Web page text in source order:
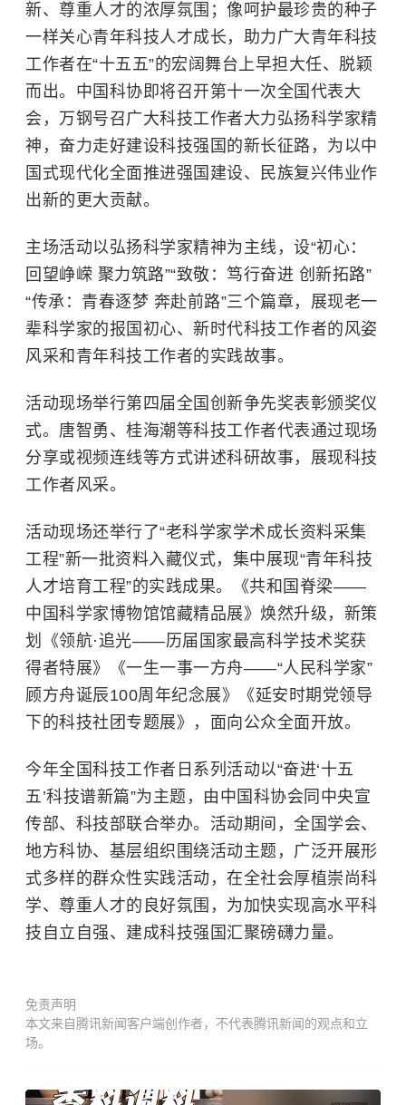
新、尊重人才的浓厚氛围；像呵护最珍贵的种子
一样关心青年科技人才成长，助力广大青年科技
工作者在“十五五”的宏阔舞台上早担大任、脱颖
而出。中国科协即将召开第十一次全国代表大
会，万钢号召广大科技工作者大力弘扬科学家精
神，奋力走好建设科技强国的新长征路，为以中
国式现代化全面推进强国建设、民族复兴伟业作
出新的更大贡献。
主场活动以弘扬科学家精神为主线，设“初心：
回望峥嵘 聚力筑路”“致敬：笃行奋进 创新拓路”
“传承：青春逐梦 奔赴前路”三个篇章，展现老一
辈科学家的报国初心、新时代科技工作者的风姿
风采和青年科技工作者的实践故事。
活动现场举行第四届全国创新争先奖表彰颁奖仪
式。唐智勇、 桂海潮等科技工作者代表通过现场
分享或视频连线等方式讲述科研故事，展现科技
工作者风采。
活动现场还举行了“老科学家学术成长资料采集
工程”新一批资料入藏仪式，集中展现“青年科技
人才培育工程”的实践成果。《共和国脊梁——
中国科学家博物馆馆藏精品展》焕然升级，新策
划《领航·追光——历届国家最高科学技术奖获
得者特展》《一生一事一方舟——“人民科学家”
顾方舟诞辰100周年纪念展》《延安时期党领导
下的科技社团专题展》，面向公众全面开放。
今年全国科技工作者日系列活动以“奋进‘十五
五’科技谱新篇”为主题，由中国科协会同中央宣
传部、科技部联合举办。活动期间，全国学会、
地方科协、基层组织围绕活动主题，广泛开展形
式多样的群众性实践活动，在全社会厚植崇尚科
学、尊重人才的良好氛围，为加快实现高水平科
技自立自强、建成科技强国汇聚磅礴力量。
免责声明
本文来自腾讯新闻客户端创作者，不代表腾讯新闻的观点和立
场。